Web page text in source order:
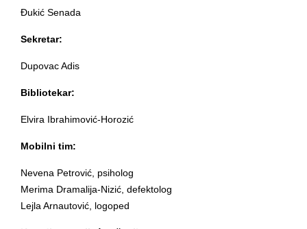
Đukić Senada
Sekretar:
Dupovac Adis
Bibliotekar:
Elvira Ibrahimović-Horozić
Mobilni tim:
Nevena Petrović, psiholog
Merima Dramalija-Nizić, defektolog
Lejla Arnautović, logoped